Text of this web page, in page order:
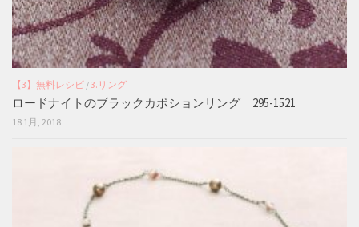
【3】無料レシピ /3.リング
ロードナイトのブラックカボションリング 295-1521
18 1月, 2018